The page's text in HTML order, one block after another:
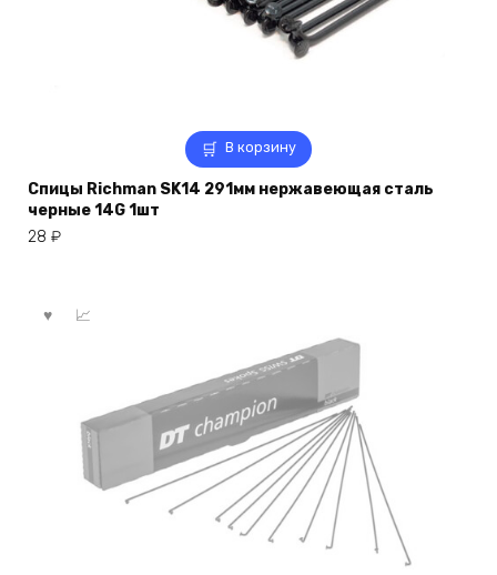
В корзину
Спицы Richman SK14 291мм нержавеющая сталь
черные 14G 1шт
28 ₽